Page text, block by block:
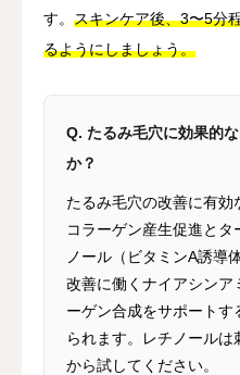
す。 スキンケア後、3〜5分
るようにしましょう。
Q. たるみ毛穴に効果的
か？
たるみ毛穴の改善に有効
コラーゲン産生促進と
ノール（ビタミンA誘導
改善に働くナイアシンア
ーゲン合成をサポート
られます。レチノール
から試してください。